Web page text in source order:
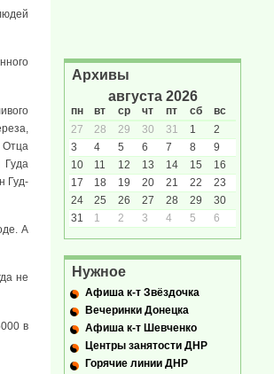
Отца
Гуд-
А
не
в
Архивы
августа 2026
пн вт ср чт пт сб
вс
27
28 29 30 31 1
2
3
4 5 6 7 8
9
10
11 12 13 14 15
16
17
18 19 20 21 22
23
24
25 26 27 28 29
30
31
1 2 3 4 5 6
Нужное
Афиша к-т Звёздочка
Вечеринки Донецка
Афиша к-т Шевченко
Центры занятости ДНР
Горячие линии ДНР